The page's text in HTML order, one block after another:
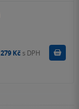
279 Kč s DPH Koupit